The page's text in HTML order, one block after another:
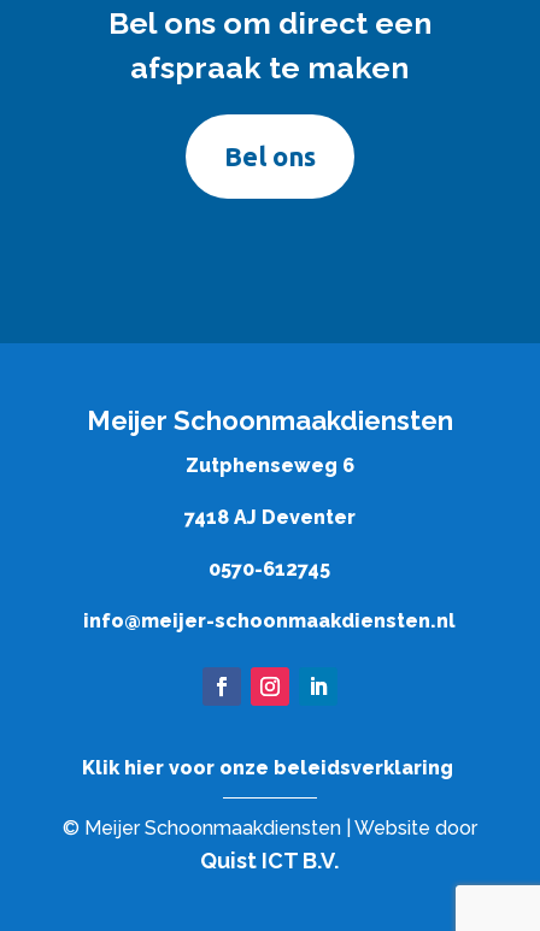
Bel ons om direct een
afspraak te maken
Bel ons
Meijer Schoonmaakdiensten
Zutphenseweg 6
7418 AJ Deventer
0570-612745
info@meijer-schoonmaakdiensten.nl
Klik hier voor onze beleidsverklaring
© Meijer Schoonmaakdiensten | Website door
Quist ICT B.V.